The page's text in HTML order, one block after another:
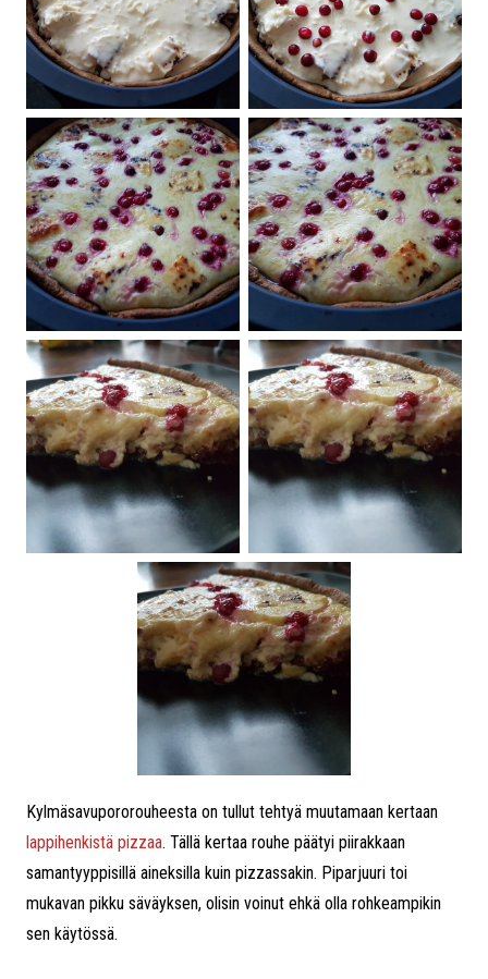
Kylmäsavupororouheesta on tullut tehtyä muutamaan kertaan
lappihenkistä pizzaa. Tällä kertaa rouhe päätyi piirakkaan
samantyyppisillä aineksilla kuin pizzassakin. Piparjuuri toi
mukavan pikku säväyksen, olisin voinut ehkä olla rohkeampikin
sen käytössä.